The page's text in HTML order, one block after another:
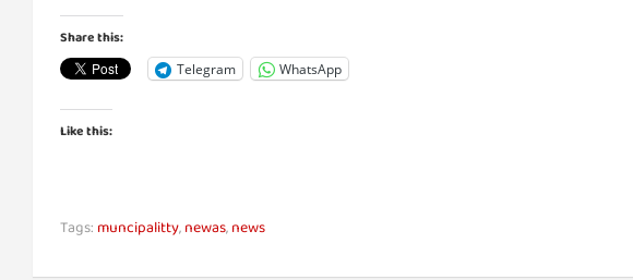
Share this:
Telegram WhatsApp
Like this:
Tags: muncipalitty, newas, news